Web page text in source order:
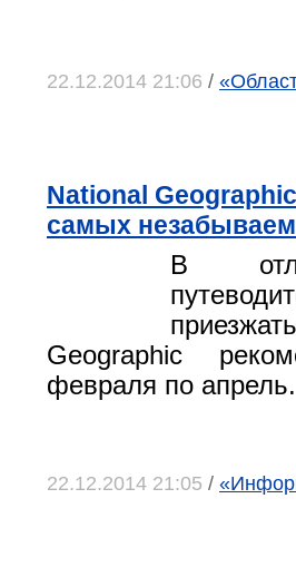
22.12.2014 21:06 /
National
самых
В
Geographic
февраля по апрель.
22.12.2014 21:05 /